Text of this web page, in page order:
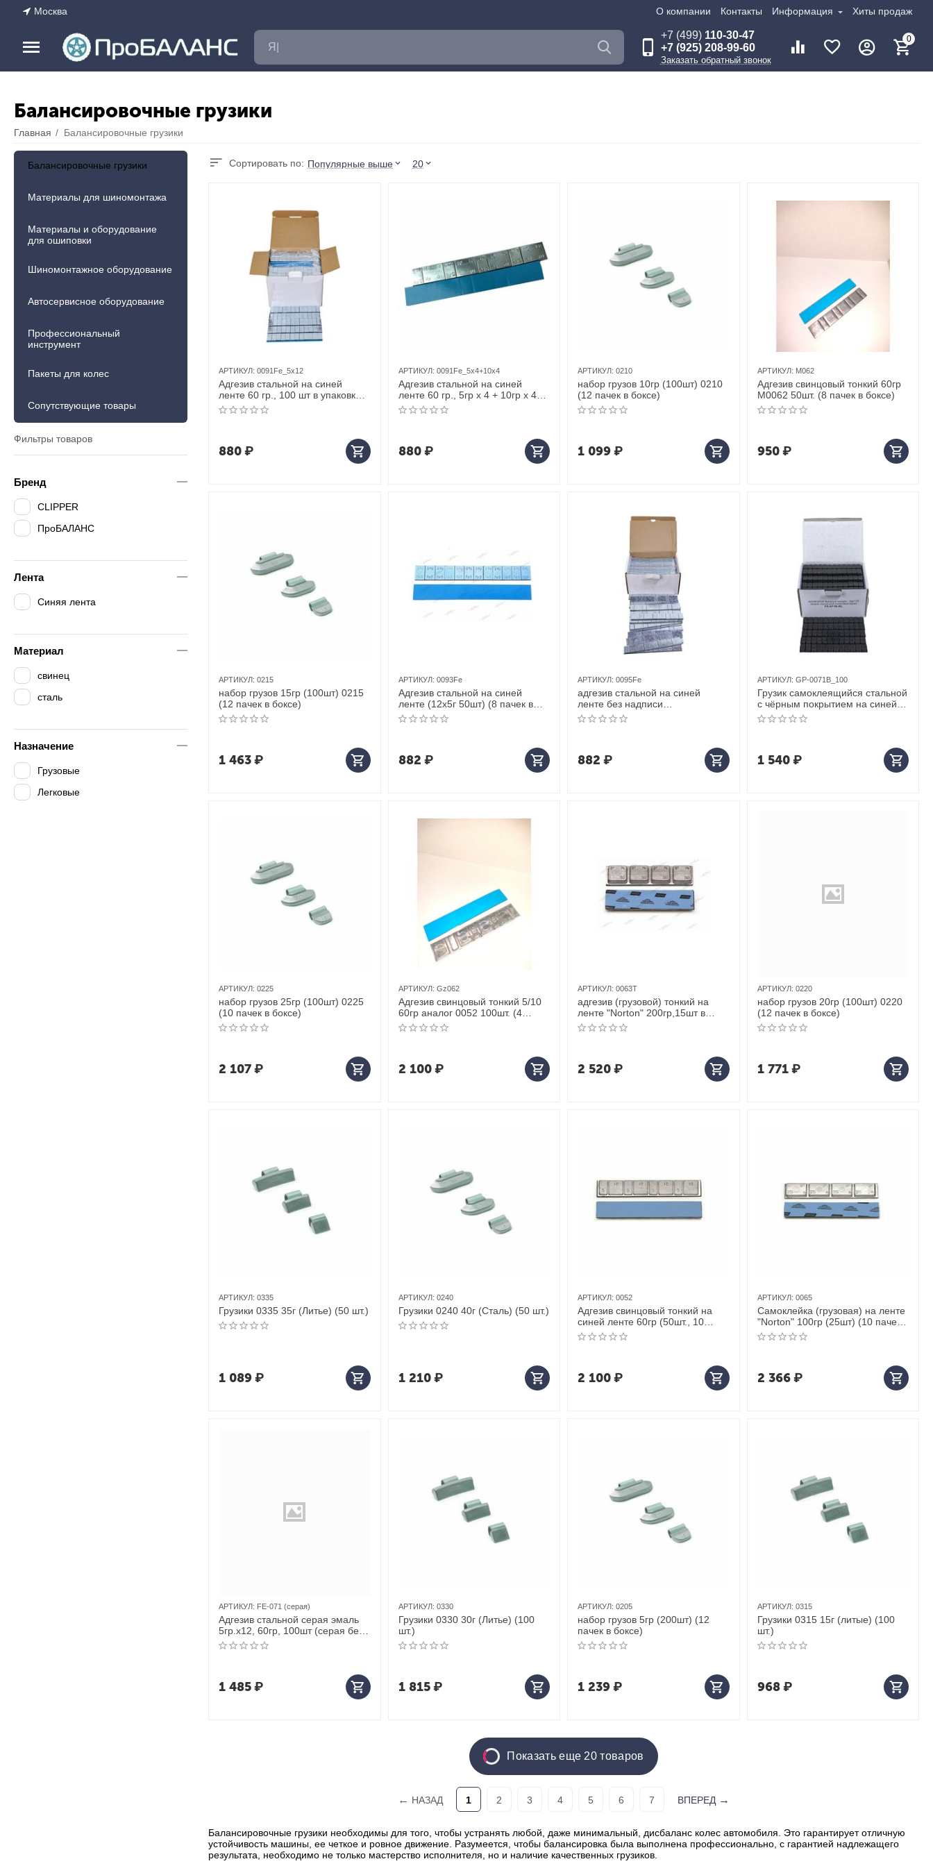
Москва О компании Контакты Информация Хиты продаж
+7 (499)110-30-47
+7 (925) 208-99-60
Заказать обратный звонок
0
Балансировочные грузики
Главная / Балансировочные грузики
Балансировочные грузики необходимы для того, чтобы устранять любой, даже минимальный, дисбаланс колес автомобиля. Это гарантирует отличную
устойчивость машины, ее четкое и ровное движение. Разумеется, чтобы балансировка была выполнена профессионально, с гарантией надлежащего
результата, необходимо не только мастерство исполнителя, но и наличие качественных грузиков.
Сортировать по: Популярные выше 20
АРТИКУЛ: 0091Fe_5х12
Адгезив стальной на синей
ленте 60 гр., 100 шт в упаковке,
5гр х 12
880₽
АРТИКУЛ: 0091Fe_5х4+10х4
Адгезив стальной на синей
ленте 60 гр., 5гр х 4 + 10гр х 4
(100шт.) (4 шт бокс)
880 ₽
АРТИКУЛ: 0210
набор грузов 10гр (100шт) 0210
(12 пачек в боксе)
1 099₽
АРТИКУЛ: M062
Адгезив свинцовый тонкий 60гр
М0062 50шт. (8 пачек в боксе)
950 ₽
АРТИКУЛ: 0215
набор грузов 15гр (100шт) 0215
(12 пачек в боксе)
1 463₽
АРТИКУЛ: 0093Fe
Адгезив стальной на синей
ленте (12х5г 50шт) (8 пачек в
боксе) Clipper
882 ₽
АРТИКУЛ: 0095Fe
адгезив стальной на синей
ленте без надписи
(5гр/10гр*12шт) (50шт) (8 пачек в
боксе)
882 ₽
АРТИКУЛ: GP-0071B_100
Грузик самоклеящийся стальной
с чёрным покрытием на синей
ленте (12х5 г, 100 шт.)
1 540 ₽
АРТИКУЛ: 0225
набор грузов 25гр (100шт) 0225
(10 пачек в боксе)
2 107₽
АРТИКУЛ: Gz062
Адгезив свинцовый тонкий 5/10
60гр аналог 0052 100шт. (4
пачки в боксе)
2 100 ₽
АРТИКУЛ: 0063T
адгезив (грузовой) тонкий на
ленте "Norton" 200гр,15шт в
пачке (10 пачек в боксе)
2 520₽
АРТИКУЛ: 0220
набор грузов 20гр (100шт) 0220
(12 пачек в боксе)
1 771 ₽
АРТИКУЛ: 0335
Грузики 0335 35г (Литье) (50 шт.)
1 089₽
АРТИКУЛ: 0240
Грузики 0240 40г (Сталь) (50 шт.)
1 210 ₽
АРТИКУЛ: 0052
Адгезив свинцовый тонкий на
синей ленте 60гр (50шт., 10
пачек в боксе)
2 100₽
АРТИКУЛ: 0065
Самоклейка (грузовая) на ленте
"Norton" 100гр (25шт) (10 пачек в
боксе)
2 366 ₽
АРТИКУЛ: FE-071 (серая)
Адгезив стальной серая эмаль
5гр.x12, 60гр, 100шт (серая без
лайнера))
1 485₽
АРТИКУЛ: 0330
Грузики 0330 30г (Литье) (100
шт.)
1 815 ₽
АРТИКУЛ: 0205
набор грузов 5гр (200шт) (12
пачек в боксе)
1 239₽
АРТИКУЛ: 0315
Грузики 0315 15г (литые) (100
шт.)
968 ₽
Показать еще 20 товаров
НАЗАД 1 2 3 4 5 6 7 ВПЕРЕД
Балансировочные грузики
Материалы для шиномонтажа
Материалы и оборудование
для ошиповки
Шиномонтажное оборудование
Автосервисное оборудование
Профессиональный
инструмент
Пакеты для колес
Сопутствующие товары
Фильтры товаров
Бренд
CLIPPER
ПроБАЛАНС
Лента
Синяя лента
Материал
свинец
сталь
Назначение
Грузовые
Легковые